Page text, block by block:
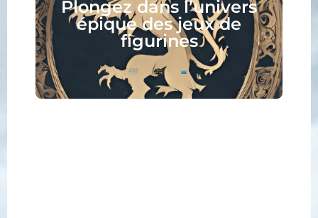
peignez, jouez, lisez :
votre nouveau hobby vous
attend !